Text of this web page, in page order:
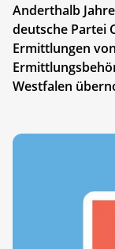
Anderthalb
deutsche Partei
Ermittlungen
Westfalen